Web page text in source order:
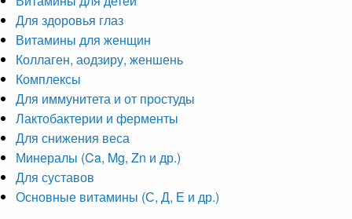
Для здоровья глаз
Витамины для женщин
Коллаген, аодзиру, женшень
Комплексы
Для иммунитета и от простуды
Лактобактерии и ферменты
Для снижения веса
Минералы (Ca, Mg, Zn и др.)
Для суставов
Основные витамины (С, Д, Е и др.)